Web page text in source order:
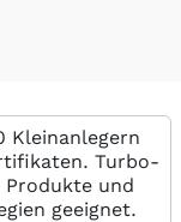
Kleinanlegern
Turbo-
und
geeignet.